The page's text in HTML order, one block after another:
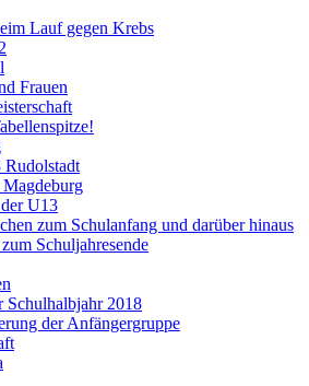
Lauf gegen Krebs
Frauen
U13
zum Schulanfang und darüber hinaus
Schuljahresende
Schulhalbjahr 2018
der Anfängergruppe